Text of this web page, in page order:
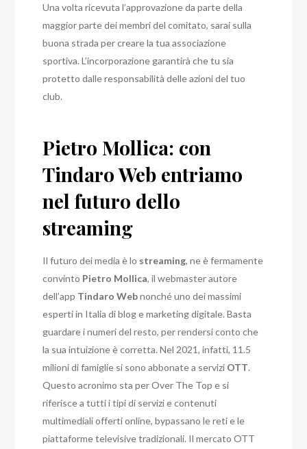
Una volta ricevuta l’approvazione da parte della
maggior parte dei membri del comitato, sarai sulla
buona strada per creare la tua associazione
sportiva.L’incorporazione garantirà che tu sia
protetto dalle responsabilità delle azioni del tuo
club.
Pietro Mollica: con
Tindaro Web entriamo
nel futuro dello
streaming
Il futuro dei media è lo streaming, ne è fermamente
convinto Pietro Mollica, il webmaster autore
dell’app Tindaro Webnonché uno dei massimi
esperti in Italia di blog e marketing digitale. Basta
guardare i numeri del resto, per rendersi conto che
la sua intuizione è corretta. Nel 2021, infatti, 11.5
milioni di famiglie si sono abbonate a servizi OTT.
Questo acronimo sta per Over The Top e si
riferisce a tutti i tipi di servizi e contenuti
multimediali offerti online, bypassano le reti e le
piattaforme televisive tradizionali. Il mercato OTT